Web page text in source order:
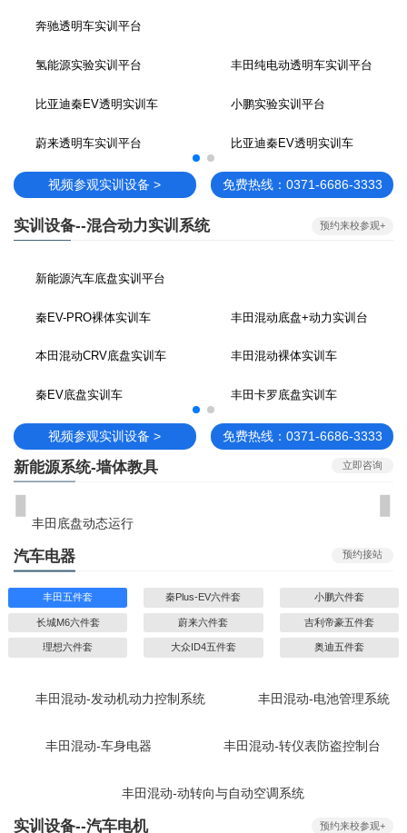
奔驰透明车实训平台
氢能源实验实训平台 丰田纯电动透明车实训平台
比亚迪秦EV透明实训车 小鹏实验实训平台
蔚来透明车实训平台 比亚迪秦EV透明实训车
视频参观实训设备 > 免费热线：0371-6686-3333
实训设备--混合动力实训系统 预约来校参观+
新能源汽车底盘实训平台
秦EV-PRO裸体实训车 丰田混动底盘+动力实训台
本田混动CRV底盘实训车 丰田混动裸体实训车
秦EV底盘实训车 丰田卡罗底盘实训车
视频参观实训设备 > 免费热线：0371-6686-3333
新能源系统-墙体教具 立即咨询
丰田底盘动态运行
汽车电器 预约接站
丰田五件套 秦Plus-EV六件套 小鹏六件套
长城M6六件套 蔚来六件套 吉利帝豪五件套
理想六件套 大众ID4五件套 奥迪五件套
丰田混动-发动机动力控制系统 丰田混动-电池管理系統
丰田混动-车身电器 丰田混动-转仪表防盗控制台
丰田混动-动转向与自动空调系统
实训设备--汽车电机 预约来校参观+